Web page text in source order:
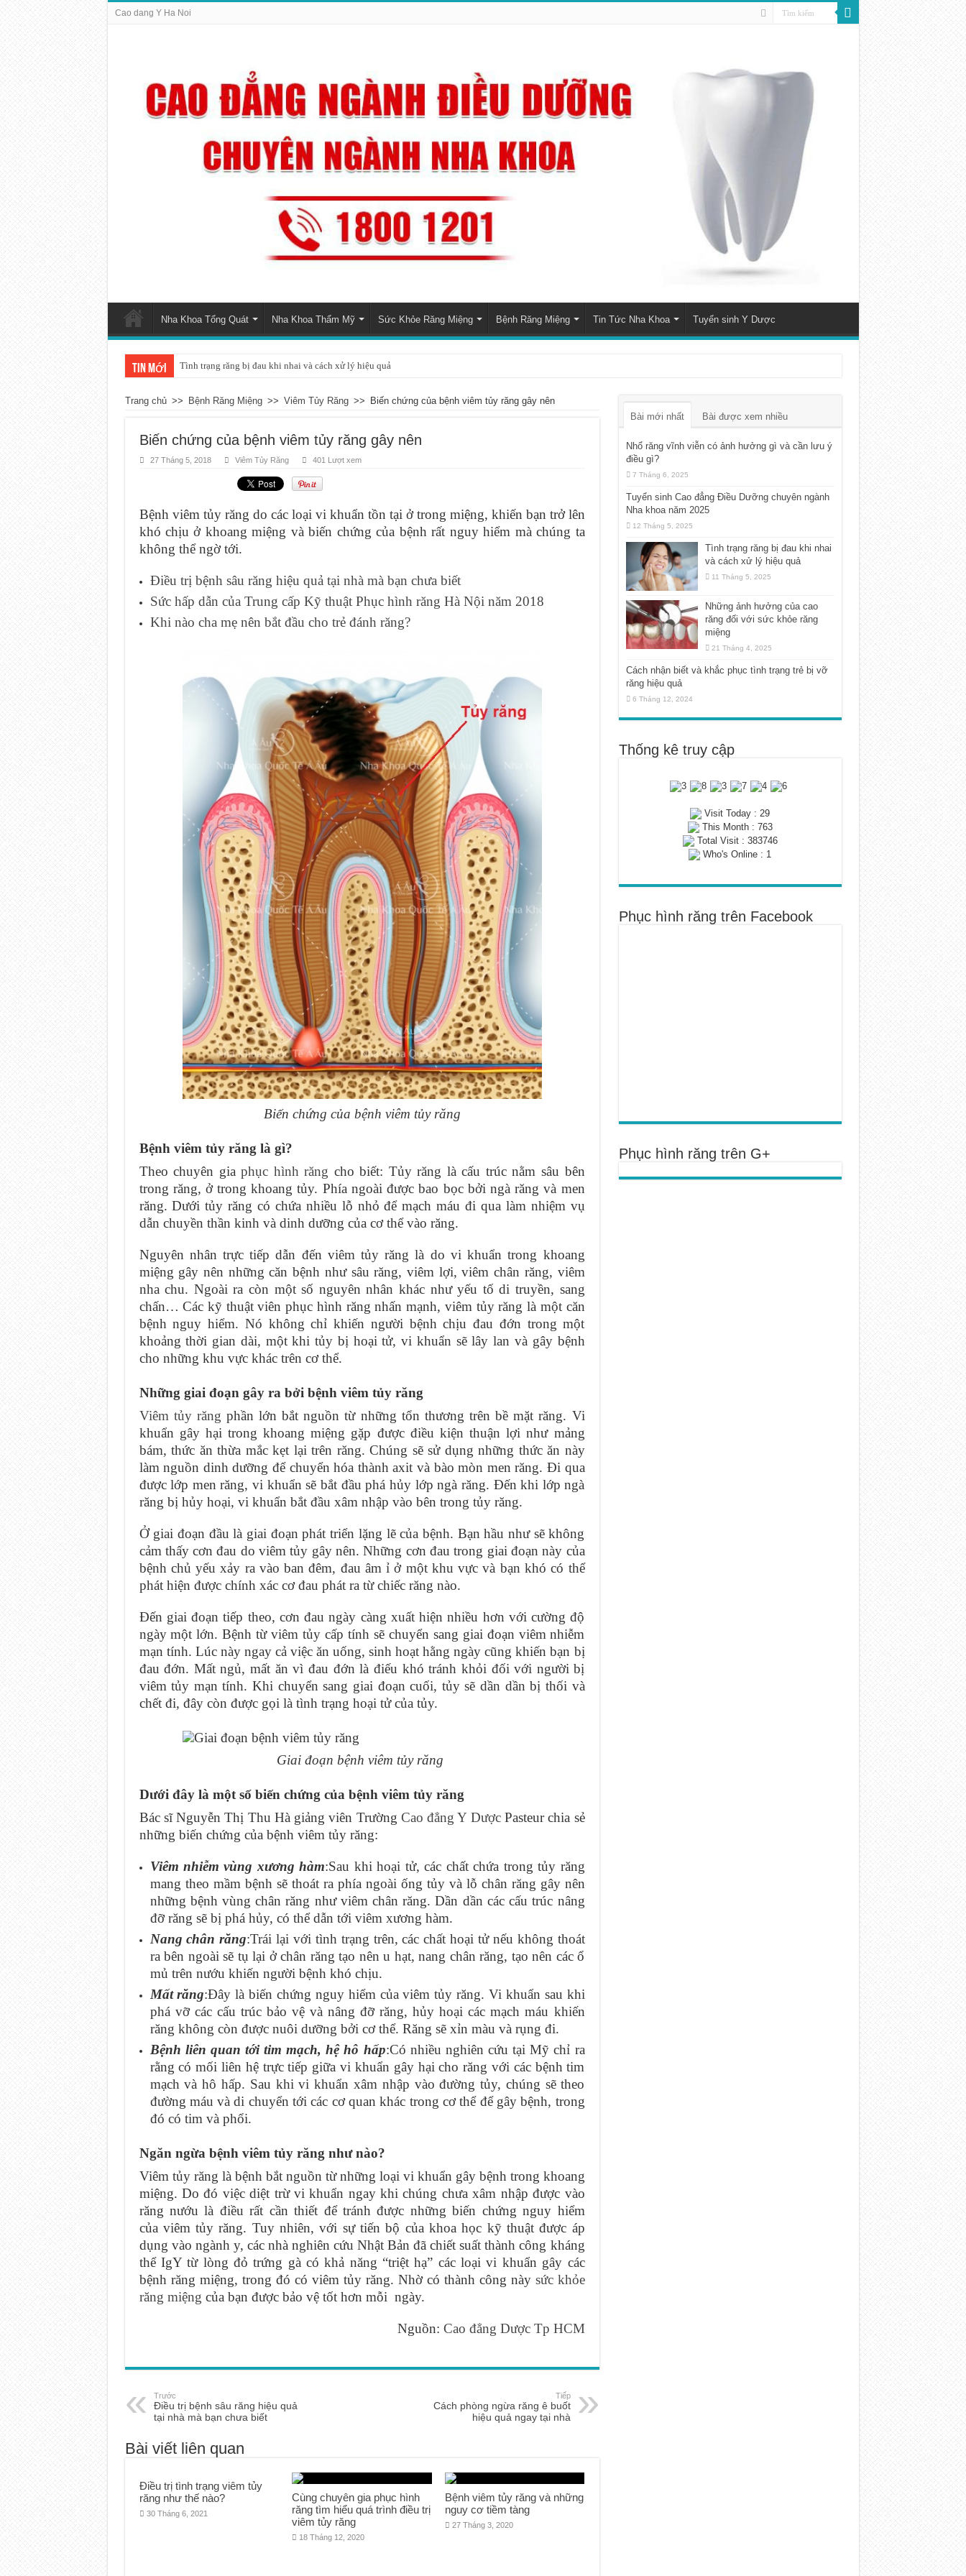
Cao dang Y Ha Noi
Nha Khoa Tổng Quát Nha Khoa Thẩm Mỹ Sức Khỏe Răng Miệng Bệnh Răng Miệng Tin Tức Nha Khoa Tuyển sinh Y Dược
Tin mới Tình trạng răng bị đau khi nhai và cách xử lý hiệu quả
Trang chủ >> Bệnh Răng Miệng >> Viêm Tủy Răng >> Biến chứng của bệnh viêm tủy răng gây nên
Biến chứng của bệnh viêm tủy răng gây nên
27 Tháng 5, 2018 Viêm Tủy Răng 401 Lượt xem
Bệnh viêm tủy răng do các loại vi khuẩn tồn tại ở trong miệng, khiến bạn trở lên
khó chịu ở khoang miệng và biến chứng của bệnh rất nguy hiểm mà chúng ta
không thể ngờ tới.
Điều trị bệnh sâu răng hiệu quả tại nhà mà bạn chưa biết
Sức hấp dẫn của Trung cấp Kỹ thuật Phục hình răng Hà Nội năm 2018
Khi nào cha mẹ nên bắt đầu cho trẻ đánh răng?
Biến chứng của bệnh viêm tủy răng
Bệnh viêm tủy răng là gì?
Theo chuyên giaphục hình răng cho biết: Tủy răng là cấu trúc nằm sâu bên
trong răng, ở trong khoang tủy. Phía ngoài được bao bọc bởi ngà răng và men
răng. Dưới tủy răng có chứa nhiều lỗ nhỏ để mạch máu đi qua làm nhiệm vụ
dẫn chuyền thần kinh và dinh dưỡng của cơ thể vào răng.
Nguyên nhân trực tiếp dẫn đến viêm tủy răng là do vi khuẩn trong khoang
miệng gây nên những căn bệnh như sâu răng, viêm lợi, viêm chân răng, viêm
nha chu. Ngoài ra còn một số nguyên nhân khác như yếu tố di truyền, sang
chấn… Các kỹ thuật viên phục hình răng nhấn mạnh, viêm tủy răng là một căn
bệnh nguy hiểm. Nó không chỉ khiến người bệnh chịu đau đớn trong một
khoảng thời gian dài, một khi tủy bị hoại tử, vi khuẩn sẽ lây lan và gây bệnh
cho những khu vực khác trên cơ thể.
Những giai đoạn gây ra bởi bệnh viêm tủy răng
Viêm tủy răng phần lớn bắt nguồn từ những tổn thương trên bề mặt răng. Vi
khuẩn gây hại trong khoang miệng gặp được điều kiện thuận lợi như mảng
bám, thức ăn thừa mắc kẹt lại trên răng. Chúng sẽ sử dụng những thức ăn này
làm nguồn dinh dưỡng để chuyển hóa thành axit và bào mòn men răng. Đi qua
được lớp men răng, vi khuẩn sẽ bắt đầu phá hủy lớp ngà răng. Đến khi lớp ngà
răng bị hủy hoại, vi khuẩn bắt đầu xâm nhập vào bên trong tủy răng.
Ở giai đoạn đầu là giai đoạn phát triển lặng lẽ của bệnh. Bạn hầu như sẽ không
cảm thấy cơn đau do viêm tủy gây nên. Những cơn đau trong giai đoạn này của
bệnh chủ yếu xảy ra vào ban đêm, đau âm ỉ ở một khu vực và bạn khó có thể
phát hiện được chính xác cơ đau phát ra từ chiếc răng nào.
Đến giai đoạn tiếp theo, cơn đau ngày càng xuất hiện nhiều hơn với cường độ
ngày một lớn. Bệnh từ viêm tủy cấp tính sẽ chuyển sang giai đoạn viêm nhiễm
mạn tính. Lúc này ngay cả việc ăn uống, sinh hoạt hằng ngày cũng khiến bạn bị
đau đớn. Mất ngủ, mất ăn vì đau đớn là điếu khó tránh khỏi đối với người bị
viêm tủy mạn tính. Khi chuyển sang giai đoạn cuối, tủy sẽ dần dần bị thối và
chết đi, đây còn được gọi là tình trạng hoại tử của tủy.
Giai đoạn bệnh viêm tủy răng
Dưới đây là một số biến chứng của bệnh viêm tủy răng
Bác sĩ Nguyễn Thị Thu Hà giảng viên Trường Cao đẳng Y DượcPasteur chia sẻ
những biến chứng của bệnh viêm tủy răng:
Viêm nhiễm vùng xương hàm:Sau khi hoại tử, các chất chứa trong tủy răng
mang theo mầm bệnh sẽ thoát ra phía ngoài ống tủy và lỗ chân răng gây nên
những bệnh vùng chân răng như viêm chân răng. Dần dần các cấu trúc nâng
đỡ răng sẽ bị phá hủy, có thể dẫn tới viêm xương hàm.
Nang chân răng:Trái lại với tình trạng trên, các chất hoại tử nếu không thoát
ra bên ngoài sẽ tụ lại ở chân răng tạo nên u hạt, nang chân răng, tạo nên các ổ
mủ trên nướu khiến người bệnh khó chịu.
Mất răng:Đây là biến chứng nguy hiểm của viêm tủy răng. Vi khuẩn sau khi
phá vỡ các cấu trúc bảo vệ và nâng đỡ răng, hủy hoại các mạch máu khiến
răng không còn được nuôi dưỡng bởi cơ thể. Răng sẽ xỉn màu và rụng đi.
Bệnh liên quan tới tim mạch, hệ hô hấp:Có nhiều nghiên cứu tại Mỹ chỉ ra
rằng có mối liên hệ trực tiếp giữa vi khuẩn gây hại cho răng với các bệnh tim
mạch và hô hấp. Sau khi vi khuẩn xâm nhập vào đường tủy, chúng sẽ theo
đường máu và di chuyển tới các cơ quan khác trong cơ thể để gây bệnh, trong
đó có tim và phổi.
Ngăn ngừa bệnh viêm tủy răng như nào?
Viêm tủy răng là bệnh bắt nguồn từ những loại vi khuẩn gây bệnh trong khoang
miệng. Do đó việc diệt trừ vi khuẩn ngay khi chúng chưa xâm nhập được vào
răng nướu là điều rất cần thiết để tránh được những biến chứng nguy hiểm
của viêm tủy răng. Tuy nhiên, với sự tiến bộ của khoa học kỹ thuật được áp
dụng vào ngành y, các nhà nghiên cứu Nhật Bản đã chiết suất thành công kháng
thể IgY từ lòng đỏ trứng gà có khả năng “triệt hạ” các loại vi khuẩn gây các
bệnh răng miệng, trong đó có viêm tủy răng. Nhờ có thành công này sức khỏe
răng miệng của bạn được bảo vệ tốt hơn mỗi ngày.
Nguồn: Cao đẳng Dược Tp HCM
Trước
Điều trị bệnh sâu răng hiệu quả
tại nhà mà bạn chưa biết
Tiếp
Cách phòng ngừa răng ê buốt
hiệu quả ngay tại nhà
Bài viết liên quan
Điều trị tình trạng viêm tủy
răng như thế nào?
30 Tháng 6, 2021
Cùng chuyên gia phục hình
răng tìm hiểu quá trình điều trị
viêm tủy răng
18 Tháng 12, 2020
Bệnh viêm tủy răng và những
nguy cơ tiềm tàng
27 Tháng 3, 2020
Bài mới nhất Bài được xem nhiều
Nhổ răng vĩnh viễn có ảnh hưởng gì và cần lưu ý
điều gì?
7 Tháng 6, 2025
Tuyển sinh Cao đẳng Điều Dưỡng chuyên ngành
Nha khoa năm 2025
12 Tháng 5, 2025
Tình trạng răng bị đau khi nhai
và cách xử lý hiệu quả
11 Tháng 5, 2025
Những ảnh hưởng của cao
răng đối với sức khỏe răng
miệng
21 Tháng 4, 2025
Cách nhận biết và khắc phục tình trạng trẻ bị vỡ
răng hiệu quả
6 Tháng 12, 2024
Thống kê truy cập
Visit Today : 29
This Month : 763
Total Visit : 383746
Who's Online : 1
Phục hình răng trên Facebook
Phục hình răng trên G+